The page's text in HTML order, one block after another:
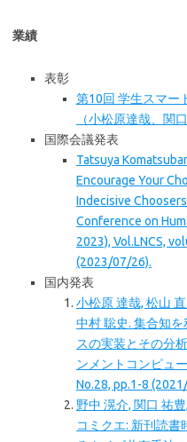
業績
表彰
第10回 学生スマー
（小松原達哉、関
国際会議発表
Tatsuya
Encourage Your
Indecisive
Conference on
2023), Vol.LNCS,
(2023/07/26).
国内発表
小松原 達哉, 松山
中村 聡史. 集合知
スの実装とその分
ンメントコンピュ
No.28, pp.1-8
野中 滉介, 関口 祐
コミクエ: 新刊読